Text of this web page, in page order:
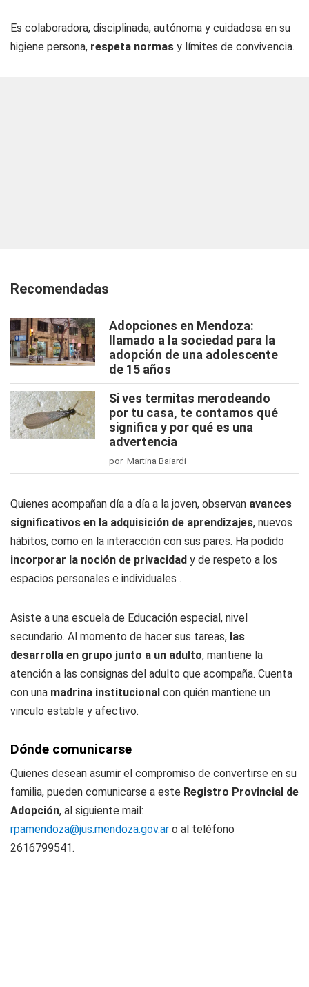
Es colaboradora, disciplinada, autónoma y cuidadosa en su
higiene persona, respeta normas y límites de convivencia.
Recomendadas
Adopciones en Mendoza:
llamado a la sociedad para la
adopción de una adolescente
de 15 años
Si ves termitas merodeando
por tu casa, te contamos qué
significa y por qué es una
advertencia
por Martina Baiardi
Quienes acompañan día a día a la joven, observan avances
significativos en la adquisición de aprendizajes, nuevos
hábitos, como en la interacción con sus pares. Ha podido
incorporar la noción de privacidad y de respeto a los
espacios personales e individuales .
Asiste a una escuela de Educación especial, nivel
secundario. Al momento de hacer sus tareas, las
desarrolla en grupo junto a un adulto, mantiene la
atención a las consignas del adulto que acompaña. Cuenta
con una madrina institucional con quién mantiene un
vinculo estable y afectivo.
Dónde comunicarse
Quienes desean asumir el compromiso de convertirse en su
familia, pueden comunicarse a este Registro Provincial de
Adopción, al siguiente mail:
rpamendoza@jus.mendoza.gov.ar o al teléfono
2616799541.